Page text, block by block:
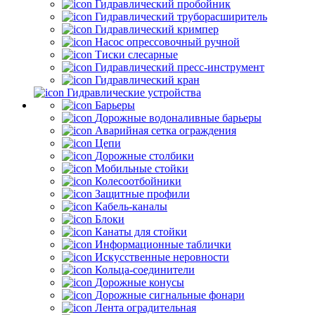
Гидравлический пробойник
Гидравлический труборасширитель
Гидравлический кримпер
Насос опрессовочный ручной
Тиски слесарные
Гидравлический пресс-инструмент
Гидравлический кран
Гидравлические устройства
Барьеры
Дорожные водоналивные барьеры
Аварийная сетка ограждения
Цепи
Дорожные столбики
Мобильные стойки
Колесоотбойники
Защитные профили
Кабель-каналы
Блоки
Канаты для стойки
Информационные таблички
Искусственные неровности
Кольца-соединители
Дорожные конусы
Дорожные сигнальные фонари
Лента оградительная